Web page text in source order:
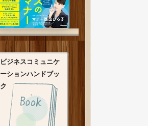
ビジネスコミュニケ
ーションハンドブッ
ク